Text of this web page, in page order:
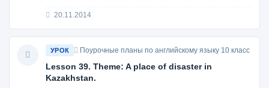
20.11.2014
УРОК Поурочные планы по английскому языку 10 класс
Lesson 39. Theme: A place of disaster in
Kazakhstan.